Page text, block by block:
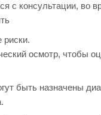
с консультации, во
риски.
осмотр,
быть назначены